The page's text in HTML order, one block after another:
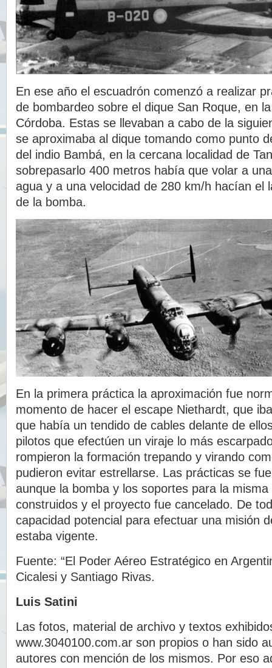
En ese año el escuadrón comenzó a realizar
de bombardeo sobre el dique San Roque, en
Córdoba. Estas se llevaban a cabo de la
se aproximaba al dique tomando como punto
del indio Bambá, en la cercana localidad de
sobrepasarlo 400 metros había que volar a
agua y a una velocidad de 280 km/h hacían el
de la bomba.
En la primera práctica la aproximación fue
momento de hacer el escape Niethardt, que
que había un tendido de cables delante de
pilotos que efectúen un viraje lo más
rompieron la formación trepando y virando
pudieron evitar estrellarse. Las prácticas se
aunque la bomba y los soportes para la
construidos y el proyecto fue cancelado. De
capacidad potencial para efectuar una misión
estaba vigente.
Fuente: “El Poder Aéreo Estratégico en
Cicalesi y Santiago Rivas.
Luis Satini
Las fotos, material de archivo y textos
www.3040100.com.ar son propios o han sido
autores con mención de los mismos. Por eso